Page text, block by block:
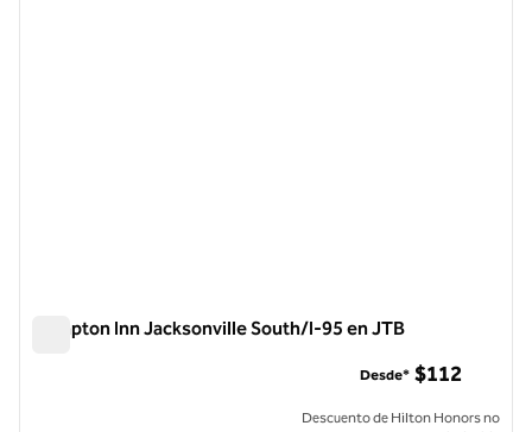
Hampton Inn Jacksonville South/I-95 en JTB
Desde* $112
Descuento de Hilton Honors no